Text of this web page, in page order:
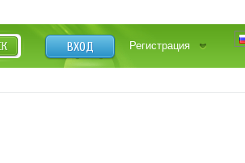
ВХОД Регистрация